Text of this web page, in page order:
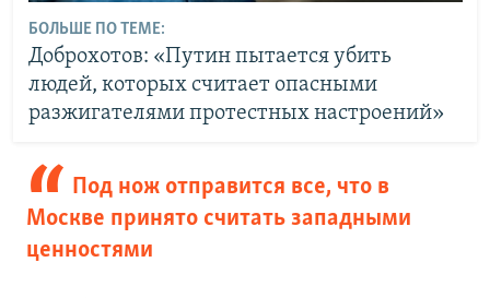
БОЛЬШЕ ПО ТЕМЕ:
Доброхотов: «Путин пытается убить
людей, которых считает опасными
разжигателями протестных настроений»
Под нож отправится все, что в
Москве принято считать западными
ценностями